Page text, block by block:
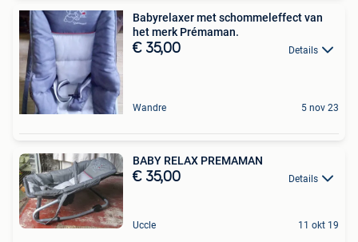
Babyrelaxer met schommeleffect van
het merk Prémaman.
€ 35,00 Details
Wandre 5 nov 23
BABY RELAX PREMAMAN
€ 35,00 Details
Uccle 11 okt 19